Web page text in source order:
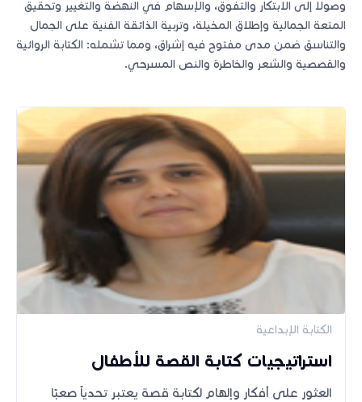
وصولا إلى الابتكار والتفوق، والإسهام في النهضة والتغيير وتحقيق
المتعة الجمالية وإطلاق المخيلة، وتربية الذائقة الفنية على الجمال
والتناسق ضمن مدى مفتوح فيه إشراق، ومما تشمله: الكتابة الروائية
والقصصية والشعر والخاطرة والنص المسرحي.
الكتابة الإبداعية
استراتيجيات كتابة القصة للأطفال
العثور على أفكار وإلهام لكتابة قصة يعتبر تحدياً صعبًا